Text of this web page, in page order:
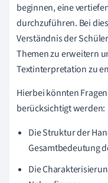
beginnen, eine
durchzuführen. Bei
Verständnis der
Themen zu erweitern
Textinterpretation zu
Hierbei könnten
berücksichtigt werden:
Die Struktur der
Gesamtbedeutung
Die